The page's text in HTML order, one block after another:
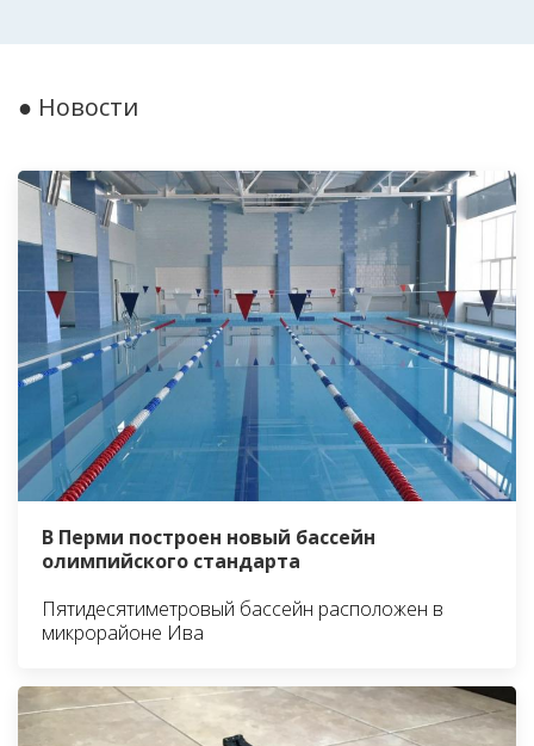
● Новости
В Перми построен новый бассейн
олимпийского стандарта
Пятидесятиметровый бассейн расположен в
микрорайоне Ива